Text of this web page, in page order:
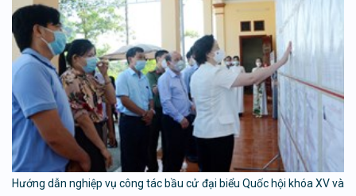
Hướng dẫn nghiệp vụ công tác bầu cử đại biểu Quốc hội khóa XV và